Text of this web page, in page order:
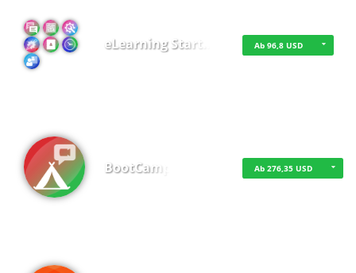
eLearning Start… Ab 96,8 USD
BootCamp Ab 276,35 USD